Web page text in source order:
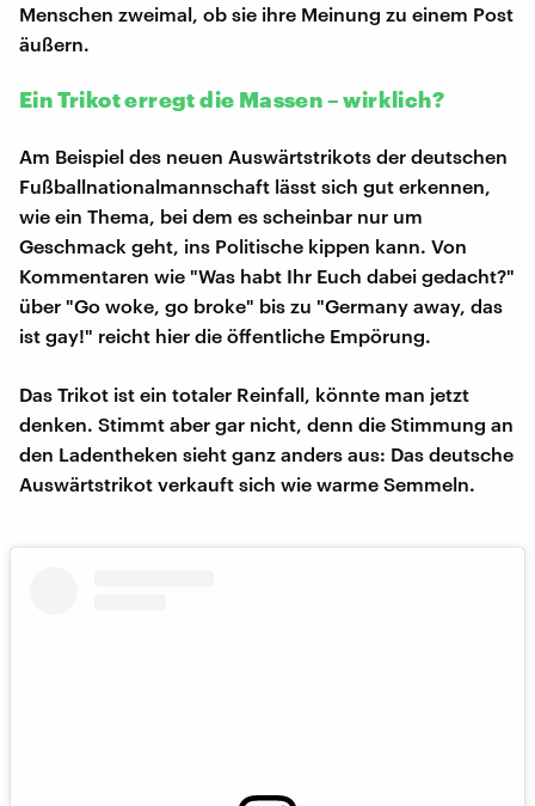
Menschen zweimal, ob sie ihre Meinung zu einem Post
äußern.
Ein Trikot erregt die Massen – wirklich?
Am Beispiel des neuen Auswärtstrikots der deutschen
Fußballnationalmannschaft lässt sich gut erkennen,
wie ein Thema, bei dem es scheinbar nur um
Geschmack geht, ins Politische kippen kann. Von
Kommentaren wie "Was habt Ihr Euch dabei gedacht?"
über "Go woke, go broke" bis zu "Germany away, das
ist gay!" reicht hier die öffentliche Empörung.
Das Trikot ist ein totaler Reinfall, könnte man jetzt
denken. Stimmt aber gar nicht, denn die Stimmung an
den Ladentheken sieht ganz anders aus: Das deutsche
Auswärtstrikot verkauft sich wie warme Semmeln.